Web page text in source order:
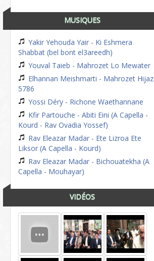
MUSIQUES
Yakir Yehouda Yair - Ki Eshmera
Shabbat (bel bont el3areedh)
Youval Taieb - Mahrozet Lo Mewater
Elhannan Meishmarti - Mahrozet Hijaz
5786
Yossi Déry - Richone Waethannane
Kfir Partouche - Abiti Eini (A Capella -
Kourd - Rav Ovadia Yossef)
Rav Eleazar Madar - Ete Lizroa Ete
Liksor (A Capella - Kourd)
Rav Eleazar Madar - Bichouatekha (A
Capella - Mouhayar)
VIDÉOS